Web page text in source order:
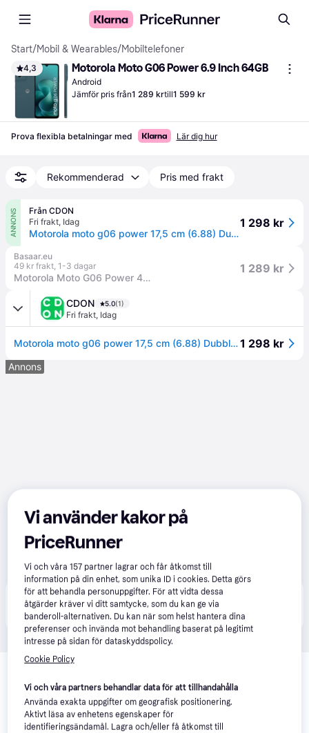
Start/Mobil & Wearables/Mobiltelefoner
4,3 Motorola Moto G06 Power 6.9 Inch 64GB
Android
Jämför pris från1 289 krtill1 599 kr
Prova flexibla betalningar med Lär dig hur
Rekommenderad Pris med frakt
ANNONS
Från CDON
Fri frakt, Idag
Motorola moto g06 power 17,5 cm (6.88) Dubbla SIM-kort Android 15 4G USB Type-C 4 GB 64 GB 7000 mAh Blå
1 298 kr
Basaar.eu
49 kr frakt, 1-3 dagar
Motorola Moto G06 Power 4GB/64GB Blå
1 289 kr
CDON 5.0(1)
Fri frakt, Idag
Motorola moto g06 power 17,5 cm (6.88) Dubbla SIM-kort Android 15 4G USB Type-C 4 GB 64 GB 7000 mAh Blå1 298 kr
Annons
Produkten finns även hos 1 butik som valt att inte
samarbeta med PriceRunner.
Relaterade produkter
Vi har plockat fram ett urval av produkter som kanske skulle
intressera dig. Visa alla
Vi använder kakor på
PriceRunner
Vi och våra157 partner lagrar och får åtkomst till
information på din enhet, som unika ID i cookies. Detta görs
för att behandla personuppgifter. För att vidta dessa
åtgärder kräver vi ditt samtycke, som du kan ge via
banderoll-alternativen. Du kan när som helst hantera dina
preferenser och invända mot behandling baserat på legitimt
intresse på sidan för dataskyddspolicy.
Cookie Policy
Vi och våra partners behandlar data för att tillhandahålla
Använda exakta uppgifter om geografisk positionering.
Aktivt läsa av enhetens egenskaper för
identifieringsändamål. Lagra och/eller få åtkomst till